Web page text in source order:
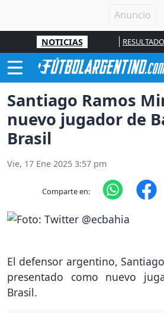
NOTICIAS
Santiago Ramos
nuevo jugador de
Brasil
Vie, 17 Ene 2025 3:57 pm
Comparte en:
El defensor argentino,
presentado como nuevo
Brasil.